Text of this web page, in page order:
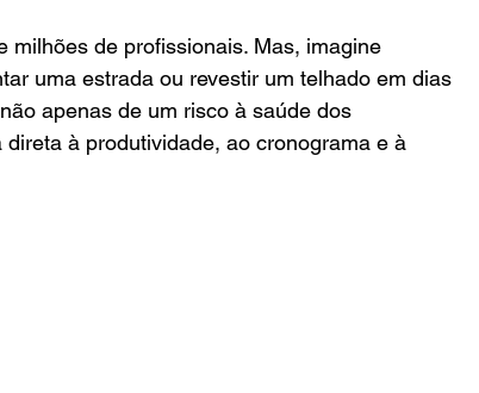
milhões de profissionais. Mas, imagine
uma estrada ou revestir um telhado em dias
apenas de um risco à saúde dos
à produtividade, ao cronograma e à